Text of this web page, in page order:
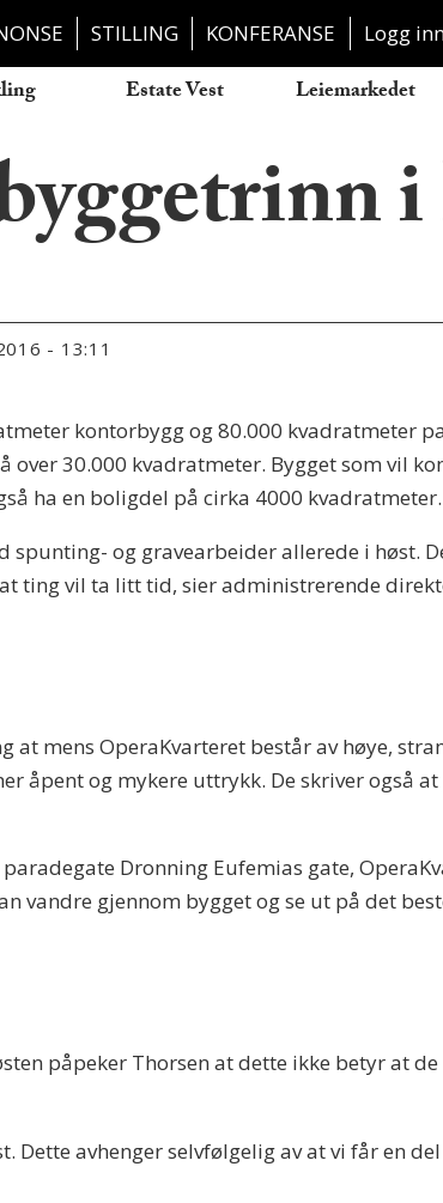
STILLING KONFERANSE Logg
Estate Vest Leiemarkedet
- 13:11
kontorbygg og 80.000 kvadratmeter
30.000 kvadratmeter. Bygget som vil
ha en boligdel på cirka 4000 kvadratmeter.
spunting- og gravearbeider allerede i høst.
ting vil ta litt tid, sier administrerende
at mens OperaKvarteret består av høye,
åpent og mykere uttrykk. De skriver også
Dronning Eufemias gate,
vandre gjennom bygget og se ut på det
påpeker Thorsen at dette ikke betyr at
Dette avhenger selvfølgelig av at vi får en